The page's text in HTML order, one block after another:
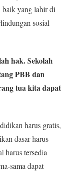
baik yang lahir di
sosial
hak. Sekolah
PBB dan
tua kita dapat
harus gratis,
dasar harus
harus tersedia
sama dapat